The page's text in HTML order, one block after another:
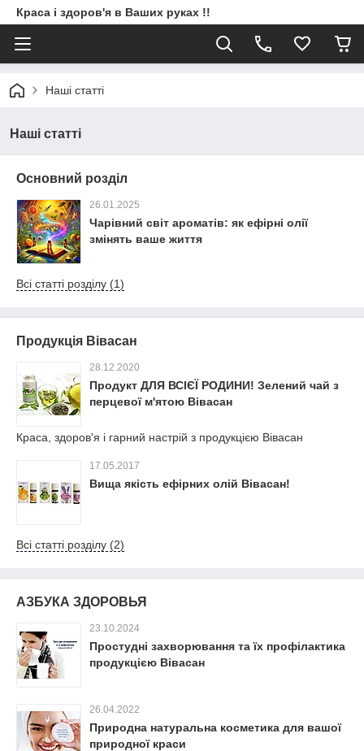
Краса і здоров'я в Ваших руках !!
Наші статті
Наші статті
Основний розділ
26.01.2025
Чарівний світ ароматів: як ефірні олії
змінять ваше життя
Всі статті розділу (1)
Продукція Вівасан
28.12.2020
Продукт ДЛЯ ВСІЄЇ РОДИНИ! Зелений чай з
перцевої м'ятою Вівасан
Краса, здоров'я і гарний настрій з продукцією Вівасан
17.05.2017
Вища якість ефірних олій Вівасан!
Всі статті розділу (2)
АЗБУКА ЗДОРОВЬЯ
23.10.2024
Простудні захворювання та їх профілактика
продукцією Вівасан
26.04.2022
Природна натуральна косметика для вашої
природної краси